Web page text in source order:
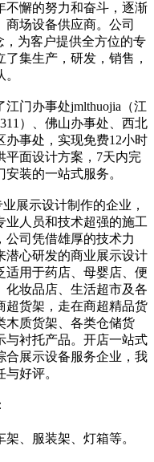
不懈的努力和奋斗，逐渐
场设备供应商。公司
，为客户提供全方位的专
集生产，研发，销售，
门办事处jmlthuojia（江
）、佛山办事处、西北
办事处，实现免费12小时
平面设计方案，7天内完
装的一站式服务。
展示设计制作的企业，
业人员和技术超强的施工
公司凭借雄厚的技术力
潜心研发的商业展示设计
适用于药店、母婴店、便
化妆品店、生活超市及各
超货架，走在商超精品货
木质货架、各类仓储货
与衬托产品。开店一站式
合展示设备服务企业，我
好评。
、服装架、灯箱等。